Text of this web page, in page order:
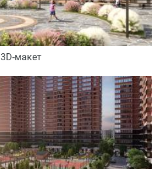
3D-макет